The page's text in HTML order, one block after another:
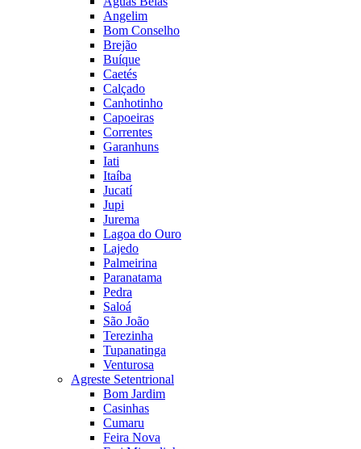
Angelim
Bom Conselho
Brejão
Buíque
Caetés
Calçado
Canhotinho
Capoeiras
Correntes
Garanhuns
Iati
Itaíba
Jucatí
Jupi
Jurema
Lagoa do Ouro
Lajedo
Palmeirina
Paranatama
Pedra
Saloá
São João
Terezinha
Tupanatinga
Venturosa
Agreste Setentrional
Bom Jardim
Casinhas
Cumaru
Feira Nova